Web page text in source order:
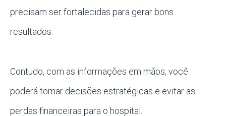
precisam ser fortalecidas para gerar bons
resultados.
Contudo, com as informações em mãos, você
poderá tomar decisões estratégicas e evitar as
perdas financeiras para o hospital.